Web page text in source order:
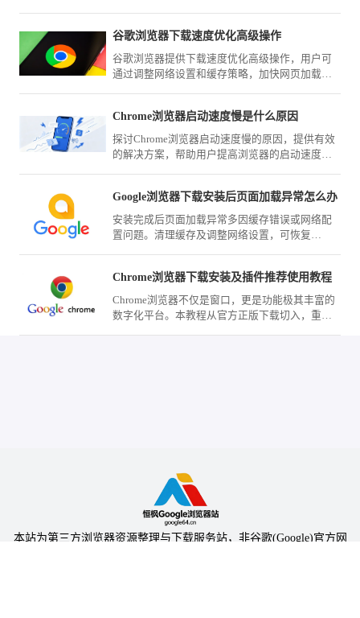
谷歌浏览器下载速度优化高级操作
谷歌浏览器提供下载速度优化高级操作，用户可
通过调整网络设置和缓存策略，加快网页加载和
Chrome浏览器启动速度慢是什么原因
探讨Chrome浏览器启动速度慢的原因，提供有效
的解决方案，帮助用户提高浏览器的启动速度，
Google浏览器下载安装后页面加载异常怎么办
安装完成后页面加载异常多因缓存错误或网络配
置问题。清理缓存及调整网络设置，可恢复
Chrome浏览器下载安装及插件推荐使用教程
Chrome浏览器不仅是窗口，更是功能极其丰富的
数字化平台。本教程从官方正版下载切入，重点
本站为第三方浏览器资源整理与下载服务站，非谷歌(Google)官方网